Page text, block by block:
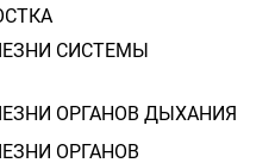
СИСТЕМЫ
ОРГАНОВ ДЫХАНИЯ
ОРГАНОВ